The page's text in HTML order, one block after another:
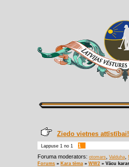
Ziedo vietnes attīstībai!
Lappuse 1 no 1
1
Foruma moderators: otomars Valduha
Forums » Kara tēma » WW2 » Vācu